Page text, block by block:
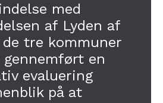
med
af Lyden af
de tre kommuner
gennemført en
evaluering
på at